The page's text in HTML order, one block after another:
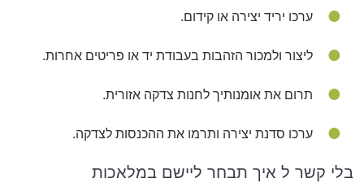
ערכו יריד יצירה או קידום.
ליצור ולמכור הזהבות בעבודת יד או פריטים אחרות.
תרום את אומנותיך לחנות צדקה אזורית.
ערכו סדנת יצירה ותרמו את ההכנסות לצדקה.
בלי קשר ל איך תבחר ליישם במלאכות